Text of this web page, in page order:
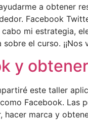
a obtener
Facebook
mi estrategia,
el curso. ¡¡Nos
y
este taller
Facebook. Las
marca y